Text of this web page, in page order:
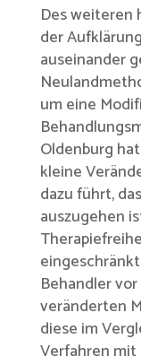
Des weiteren
der
auseinander
um eine
Oldenburg
kleine
dazu führt,
auszugehen
Behandler
veränderten
diese im